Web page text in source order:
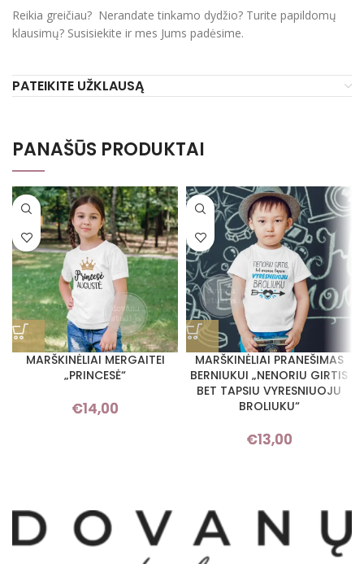
Reikia greičiau? Nerandate tinkamo dydžio? Turite papildomų
klausimų? Susisiekite ir mes Jums padėsime.
PATEIKITE UŽKLAUSĄ
PANAŠŪS PRODUKTAI
MARŠKINĖLIAI MERGAITEI
„PRINCESĖ“
€14,00
MARŠKINĖLIAI PRANEŠIMAS
BERNIUKUI „NENORIU GIRTIS
BET TAPSIU VYRESNIUOJU
BROLIUKU“
€13,00